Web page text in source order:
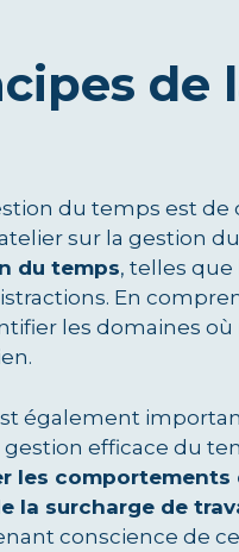
de
du temps est
sur la gestion
du temps, telles que
En
les domaines
également
efficace du
les comportements
la surcharge de
conscience de